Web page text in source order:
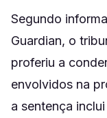
Segundo
Guardian, o
proferiu a
envolvidos na
a sentença